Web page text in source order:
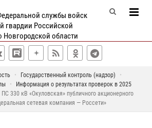
службы войск
гвардии Российской
Новгородской области
Государственный контроль (надзор)
Информация о результатах проверок в 2025
ПС 330 кВ «Окуловская» публичного акционерного
сетевая компания — Россети»